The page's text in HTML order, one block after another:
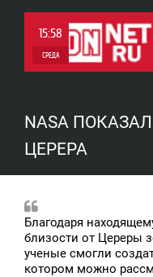
15:58
СРЕДА
0
NASA
ЦЕРЕРА
Благодаря
близости от Цереры
ученые смогли
котором можно